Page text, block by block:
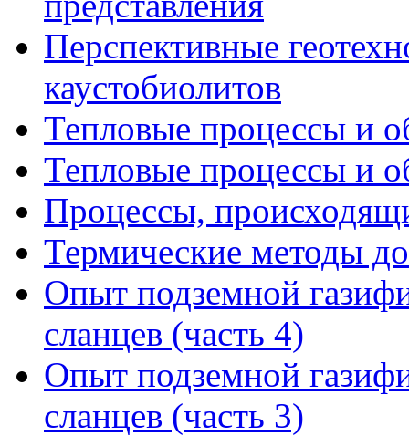
Перспективные
каустобиолитов
Тепловые процессы и
Тепловые процессы и
Процессы,
Термические методы
Опыт подземной
сланцев (часть 4)
Опыт подземной
сланцев (часть 3)